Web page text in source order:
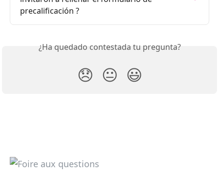
precalificación ?
¿Ha quedado contestada tu pregunta?
😞 😐 😃